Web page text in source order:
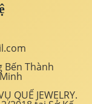
Bến Thành
QUẾ JEWELRY.